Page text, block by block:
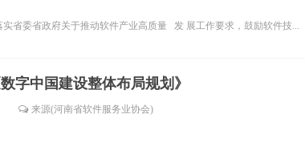
委省政府关于推动软件产业高质量 发 展工作要求，鼓励软件技...
字中国建设整体布局规划》
来源(河南省软件服务业协会)